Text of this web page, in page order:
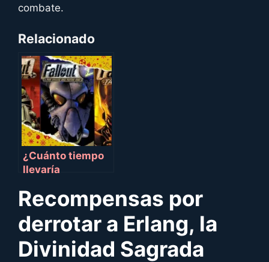
combate.
Relacionado
¿Cuánto tiempo
llevaría
juego de Fallout?
Recompensas por
derrotar a Erlang, la
Divinidad Sagrada